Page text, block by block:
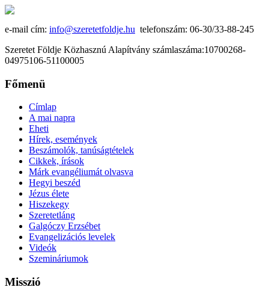
e-mail cím: info@szeretetfoldje.hu telefonszám: 06-30/33-88-245
Szeretet Földje Közhasznú Alapítvány számlaszáma:10700268-
04975106-51100005
Főmenü
Címlap
A mai napra
Eheti
Hírek, események
Beszámolók, tanúságtételek
Cikkek, írások
Márk evangéliumát olvasva
Hegyi beszéd
Jézus élete
Hiszekegy
Szeretetláng
Galgóczy Erzsébet
Evangelizációs levelek
Videók
Szemináriumok
Misszió